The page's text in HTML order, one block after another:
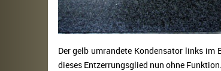
Der gelb umrandete Kondensator links im
dieses Entzerrungsglied nun ohne Funktion.